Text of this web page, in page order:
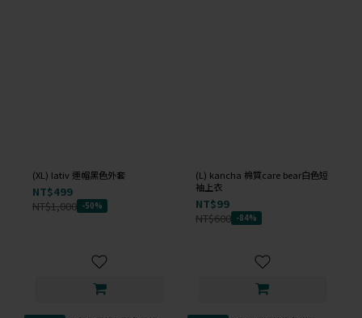
(XL) lativ 連帽黑色外套
NT$499
NT$1,000 -50%
(L) kancha 棉質care bear白色短
袖上衣
NT$99
NT$600 -84%